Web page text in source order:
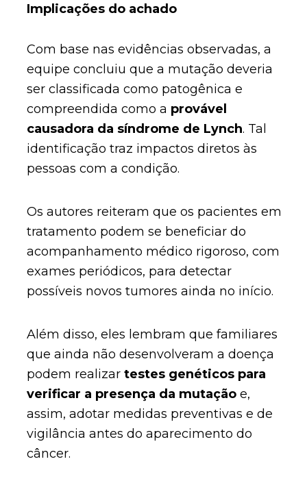
Implicações do achado
Com base nas evidências observadas, a
equipe concluiu que a mutação deveria
ser classificada como patogênica e
compreendida como a provável
causadora da síndrome de Lynch. Tal
identificação traz impactos diretos às
pessoas com a condição.
Os autores reiteram que os pacientes em
tratamento podem se beneficiar do
acompanhamento médico rigoroso, com
exames periódicos, para detectar
possíveis novos tumores ainda no início.
Além disso, eles lembram que familiares
que ainda não desenvolveram a doença
podem realizar testes genéticos para
verificar a presença da mutaçãoe,
assim, adotar medidas preventivas e de
vigilância antes do aparecimento do
câncer.